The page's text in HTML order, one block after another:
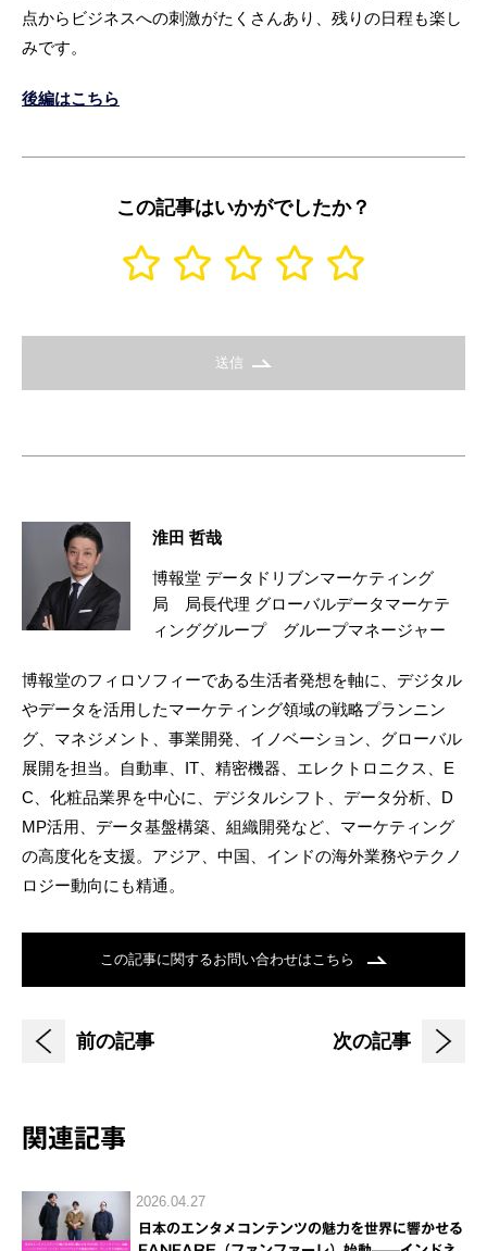
点からビジネスへの刺激がたくさんあり、残りの日程も楽し
みです。
後編はこちら
この記事はいかがでしたか？
送信
淮田 哲哉
博報堂 データドリブンマーケティング
局 局長代理 グローバルデータマーケテ
ィンググループ グループマネージャー
博報堂のフィロソフィーである生活者発想を軸に、デジタル
やデータを活用したマーケティング領域の戦略プランニン
グ、マネジメント、事業開発、イノベーション、グローバル
展開を担当。自動車、IT、精密機器、エレクトロニクス、E
C、化粧品業界を中心に、デジタルシフト、データ分析、D
MP活用、データ基盤構築、組織開発など、マーケティング
の高度化を支援。アジア、中国、インドの海外業務やテクノ
ロジー動向にも精通。
この記事に関するお問い合わせはこちら
前の記事 次の記事
関連記事
2026.04.27
日本のエンタメコンテンツの魅力を世界に響かせる